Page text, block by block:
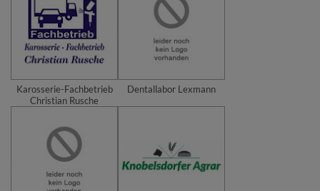
Karosserie-Fachbetrieb
Christian Rusche
Dentallabor Lexmann